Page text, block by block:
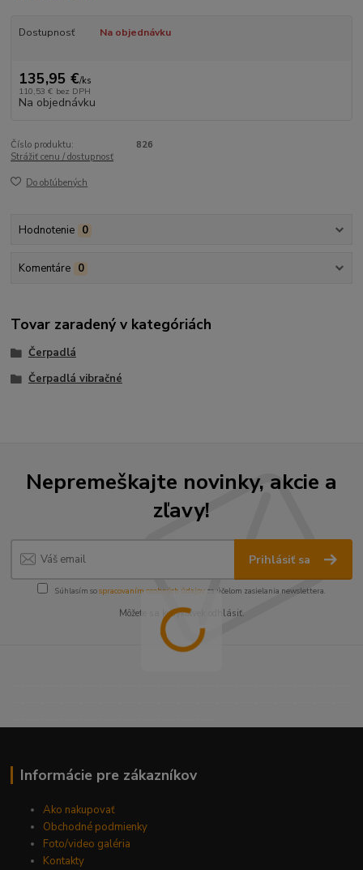
Dostupnosť Na objednávku
135,95 €/ks
110,53 € bez DPH
Na objednávku
Číslo produktu:
826
Strážiť cenu / dostupnosť
Do obľúbených
Hodnotenie 0
Komentáre 0
Tovar zaradený v kategóriách
Čerpadlá
Čerpadlá vibračné
Nepremeškajte novinky, akcie a
zľavy!
Prihlásiť sa
Súhlasím sospracovaním osobných údajov za účelom zasielania newslettera.
Môžete sa kedykoľvek odhlásiť.
Informácie pre zákazníkov
Ako nakupovať
Obchodné podmienky
Foto/video galéria
Kontakty